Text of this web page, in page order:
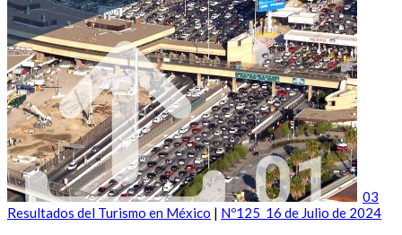
03
Resultados del Turismo en México | Nº125_16 de Julio de 2024